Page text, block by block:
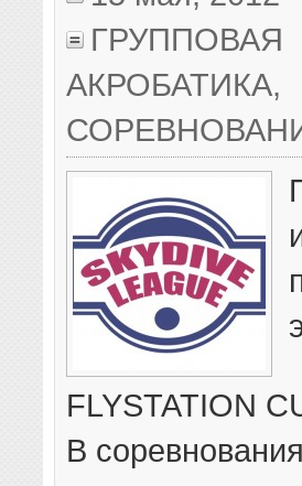
ГРУППОВАЯ
АКРОБАТИКА,
FLYSTATION
В